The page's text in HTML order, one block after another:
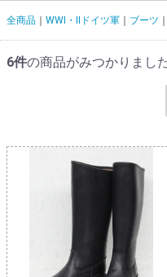
全商品 WWI・IIドイツ軍 ブーツ
6件の商品がみつかりました